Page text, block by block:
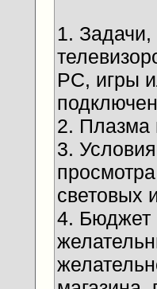
1.
PC, игры
2. Плазма
3.
световых
4. Бюджет